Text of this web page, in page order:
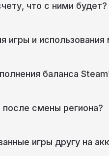
что с ними будет?
игры и использования
баланса
после смены региона?
игры другу на